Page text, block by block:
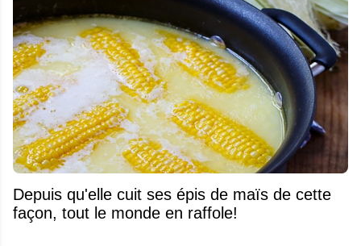
Depuis qu'elle cuit ses épis de maïs de cette
façon, tout le monde en raffole!